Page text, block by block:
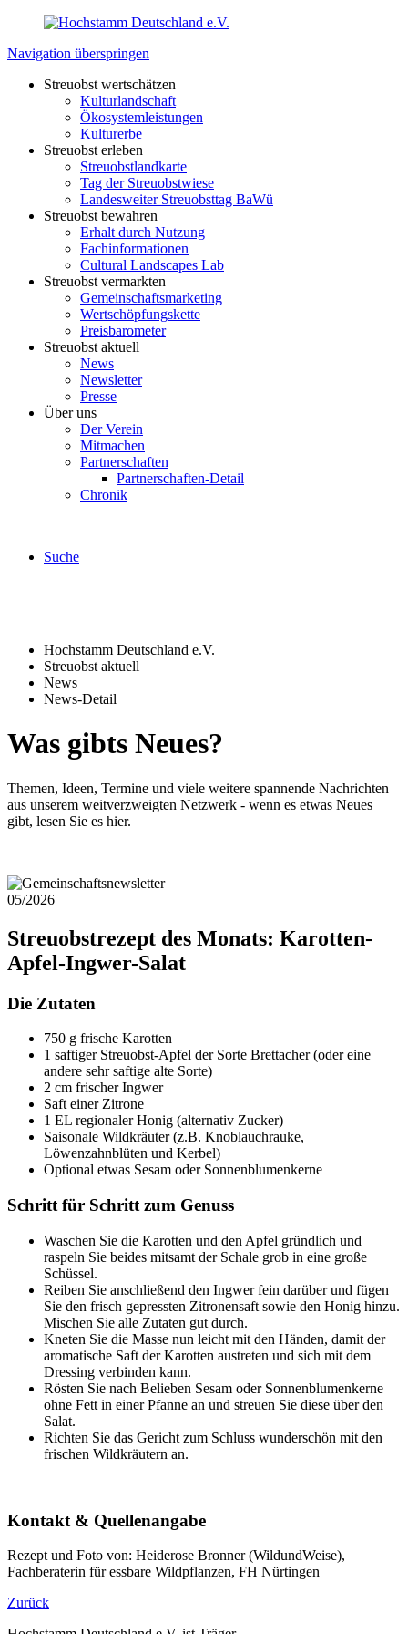
Navigation überspringen
Streuobst wertschätzen
Kulturlandschaft
Ökosystemleistungen
Kulturerbe
Streuobst erleben
Streuobstlandkarte
Tag der Streuobstwiese
Landesweiter Streuobsttag BaWü
Streuobst bewahren
Erhalt durch Nutzung
Fachinformationen
Cultural Landscapes Lab
Streuobst vermarkten
Gemeinschaftsmarketing
Wertschöpfungskette
Preisbarometer
Streuobst aktuell
News
Newsletter
Presse
Über uns
Der Verein
Mitmachen
Partnerschaften
Partnerschaften-Detail
Chronik
Suche
Hochstamm Deutschland e.V.
Streuobst aktuell
News
News-Detail
Was gibts Neues?
Themen, Ideen, Termine und viele weitere spannende Nachrichten
aus unserem weitverzweigten Netzwerk - wenn es etwas Neues
gibt, lesen Sie es hier.
05/2026
Streuobstrezept des Monats: Karotten-
Apfel-Ingwer-Salat
Die Zutaten
750 g frische Karotten
1 saftiger Streuobst-Apfel der Sorte Brettacher (oder eine
andere sehr saftige alte Sorte)
2 cm frischer Ingwer
Saft einer Zitrone
1 EL regionaler Honig (alternativ Zucker)
Saisonale Wildkräuter (z.B. Knoblauchrauke,
Löwenzahnblüten und Kerbel)
Optional etwas Sesam oder Sonnenblumenkerne
Schritt für Schritt zum Genuss
Waschen Sie die Karotten und den Apfel gründlich und
raspeln Sie beides mitsamt der Schale grob in eine große
Schüssel.
Reiben Sie anschließend den Ingwer fein darüber und fügen
Sie den frisch gepressten Zitronensaft sowie den Honig hinzu.
Mischen Sie alle Zutaten gut durch.
Kneten Sie die Masse nun leicht mit den Händen, damit der
aromatische Saft der Karotten austreten und sich mit dem
Dressing verbinden kann.
Rösten Sie nach Belieben Sesam oder Sonnenblumenkerne
ohne Fett in einer Pfanne an und streuen Sie diese über den
Salat.
Richten Sie das Gericht zum Schluss wunderschön mit den
frischen Wildkräutern an.
Kontakt & Quellenangabe
Rezept und Foto von: Heiderose Bronner (WildundWeise),
Fachberaterin für essbare Wildpflanzen, FH Nürtingen
Zurück